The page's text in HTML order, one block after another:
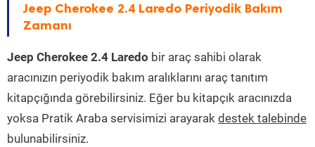
Jeep Cherokee 2.4 Laredo Periyodik Bakım
Zamanı
Jeep Cherokee 2.4 Laredo bir araç sahibi olarak
aracınızın periyodik bakım aralıklarını araç tanıtım
kitapçığında görebilirsiniz. Eğer bu kitapçık aracınızda
yoksa Pratik Araba servisimizi arayarak destek talebinde
bulunabilirsiniz.